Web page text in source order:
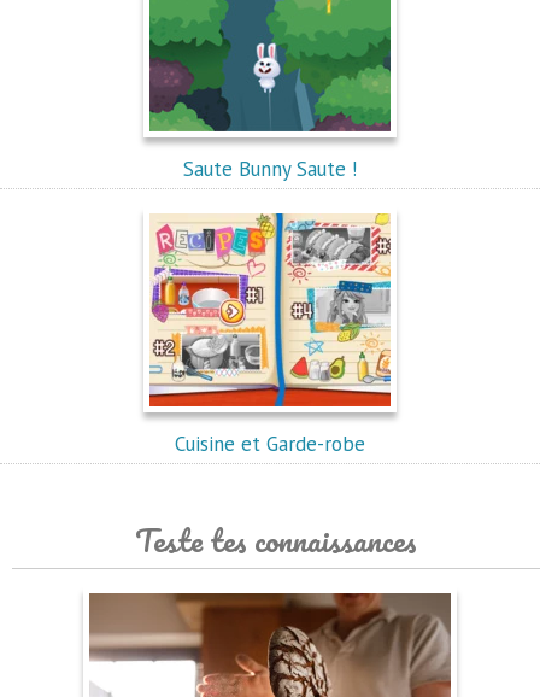
Saute Bunny Saute !
Cuisine et Garde-robe
Teste tes connaissances